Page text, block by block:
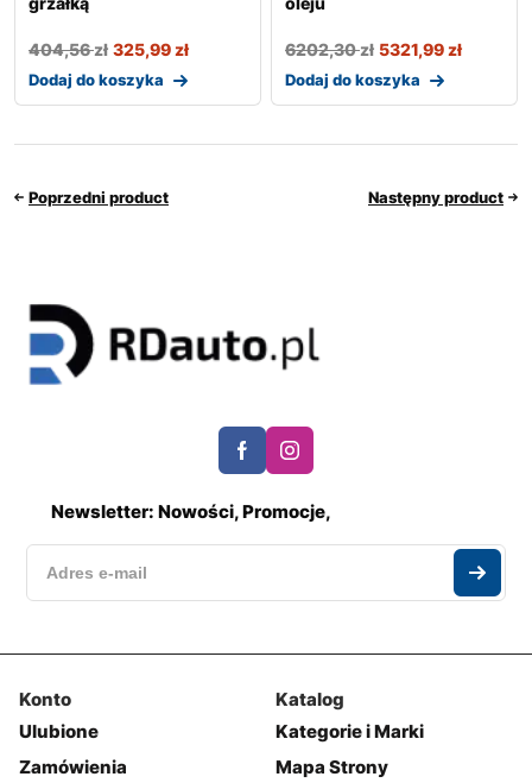
404,56zł 325,99zł
Dodaj do koszyka
6202,30zł 5321,99zł
Dodaj do koszyka
Poprzedni product Następny product
Newsletter: Nowości, Promocje,
Konto
Ulubione
Zamówienia
Katalog
Kategorie i Marki
Mapa Strony